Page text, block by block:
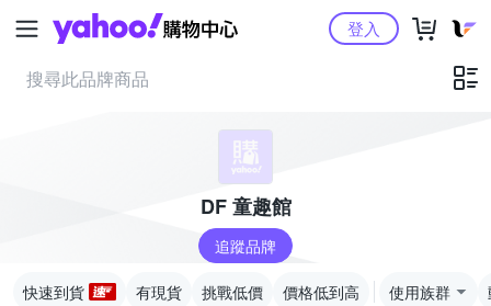
Yahoo購物中心登入
DF 童趣館
追蹤品牌
快速到貨 有現貨 挑戰低價 價格低到高 使用族群